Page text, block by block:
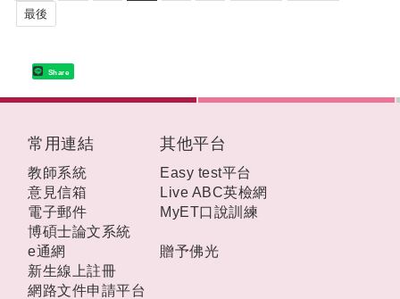
最後
Share
常用連結
教師系統
意見信箱
電子郵件
博碩士論文系統
e通網
新生線上註冊
網路文件申請平台
其他平台
Easy test平台
Live ABC英檢網
MyET口說訓練
贈予佛光